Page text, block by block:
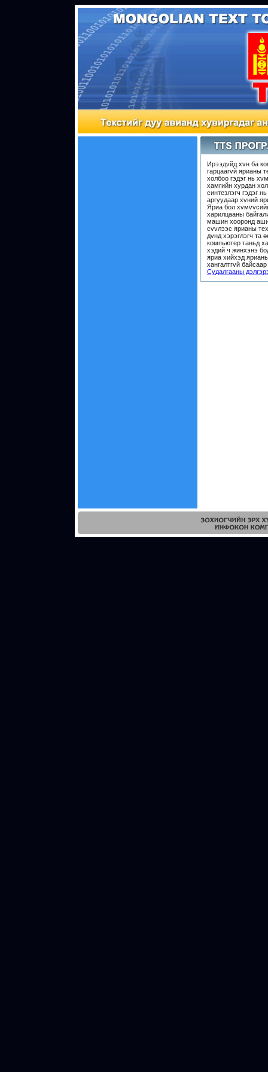
Ирээдvйд хvн ба
гарцаагvй ярианы
холбоо гэдэг нь
хамгийн хурдан
синтезлэгч гэдэг
аргуудаар хvний
Яриа бол
харилцааны
машин хооронд
сvvлээс ярианы
дvнд хэрэглэгч та
компьютер таньд
хэдий ч жинхэнэ
яриа хийхэд
хангалтгvй
Судалгааны